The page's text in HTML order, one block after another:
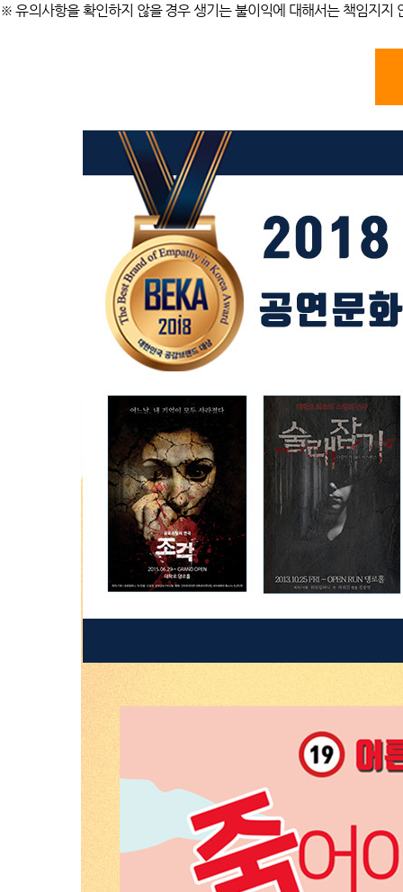
※ 유의사항을 확인하지 않을 경우 생기는 불이익에 대해서는 책임지지